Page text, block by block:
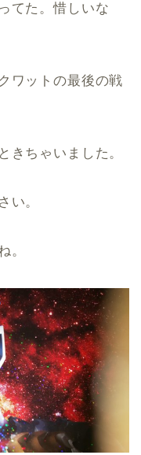
てた。惜しいな
ワットの最後の戦
きちゃいました。
い。
。